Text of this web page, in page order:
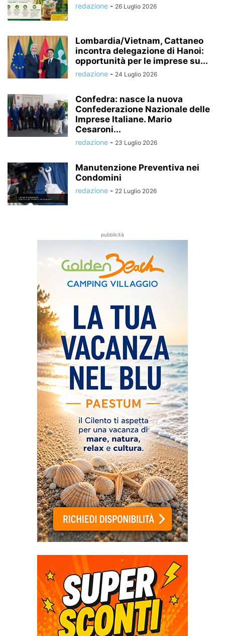
redazione - 26 Luglio 2026
Lombardia/Vietnam, Cattaneo
incontra delegazione di Hanoi:
opportunità per le imprese su...
redazione - 24 Luglio 2026
Confedra: nasce la nuova
Confederazione Nazionale delle
Imprese Italiane. Mario
Cesaroni...
redazione - 23 Luglio 2026
Manutenzione Preventiva nei
Condomini
redazione - 22 Luglio 2026
pubblicità